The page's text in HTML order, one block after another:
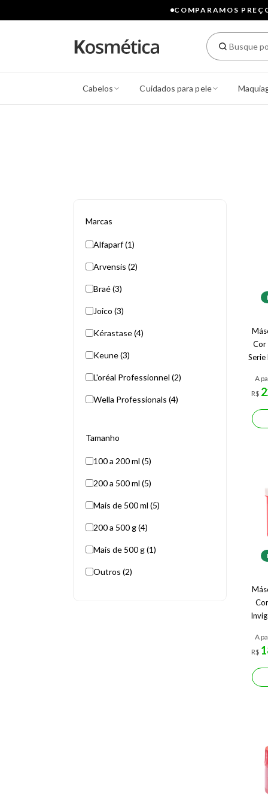
COMPARAMOS
Cabelos Cuidados para pele
Marcas
Alfaparf (1)
Arvensis (2)
Braé (3)
Joico (3)
Kérastase (4)
Keune (3)
L'oréal Professionnel (2)
Wella Professionals (4)
Tamanho
100 a 200 ml (5)
200 a 500 ml (5)
Mais de 500 ml (5)
200 a 500 g (4)
Mais de 500 g (1)
Outros (2)
Cor
A
R$
A
R$